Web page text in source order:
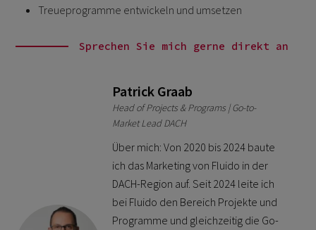
Treueprogramme entwickeln und umsetzen
Sprechen Sie mich gerne direkt an
Patrick Graab
Head of Projects & Programs | Go-to-
Market Lead DACH
Über mich: Von 2020 bis 2024 baute
ich das Marketing von Fluido in der
DACH-Region auf. Seit 2024 leite ich
bei Fluido den Bereich Projekte und
Programme und gleichzeitig die Go-